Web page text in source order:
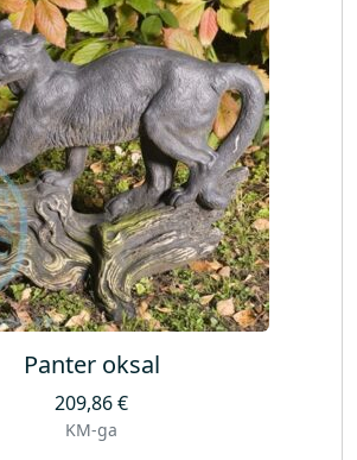
Panter oksal
209,86€
KM-ga